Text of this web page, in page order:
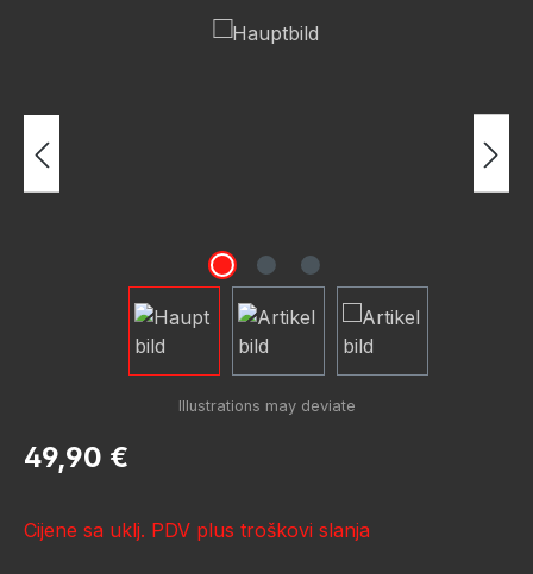
Preskoči galeriju slika
Redovna cijena:
49,90 €
Cijene sa uklj. PDV plus troškovi slanja